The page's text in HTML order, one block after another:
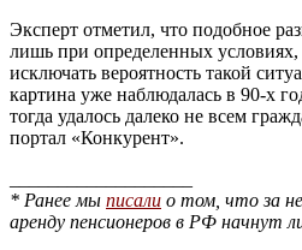
Эксперт отметил, что подобное
лишь при определенных
исключать вероятность такой
картина уже наблюдалась в 90-х
тогда удалось далеко не всем
портал «Конкурент».
* Ранее мы писали о том, что за
аренду пенсионеров в РФ начнут